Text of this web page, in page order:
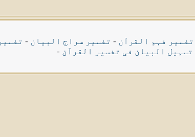
تفسیر فہم القرآن - تفسیر سراج البیان -
تسہیل البیان فی تفسیر القرآن -